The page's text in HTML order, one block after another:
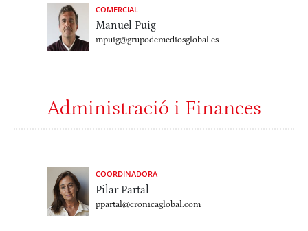
COMERCIAL
Manuel Puig
mpuig@grupodemediosglobal.es
Administració i Finances
COORDINADORA
Pilar Partal
ppartal@cronicaglobal.com